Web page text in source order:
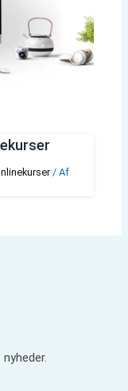
/ Af